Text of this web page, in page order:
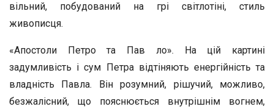
вільний, побудований на грі світлотіні, стиль
живописця.
«Апостоли Петро та Пав ло». На цій картині
задумливість і сум Петра відтіняють енергійність та
владність Павла. Він розумний, рішучий, можливо,
безжалісний, що пояснюється внутрішнім вогнем,